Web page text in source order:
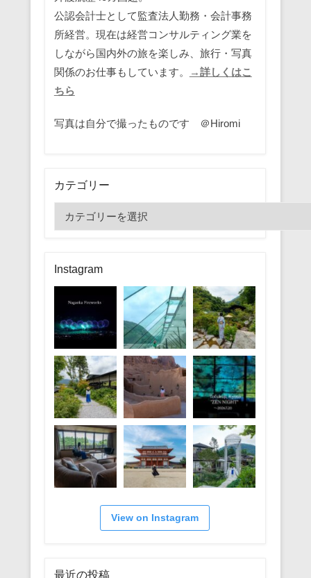
公認会計士として監査法人勤務・会計事務
所経営。現在は経営コンサルティング業を
しながら国内外の旅を楽しみ、旅行・写真
関係のお仕事もしています。
→詳しくはこ
ちら
写真は自分で撮ったものです ＠Hiromi
カテゴリー
テ
リ
ー
Instagram
View on Instagram
最近の投稿